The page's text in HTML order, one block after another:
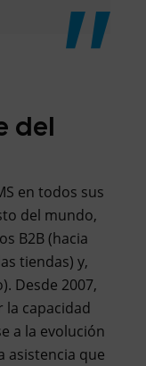
del
en todos sus
del mundo,
B2B (hacia
tiendas) y,
Desde 2007,
la capacidad
a la evolución
asistencia que